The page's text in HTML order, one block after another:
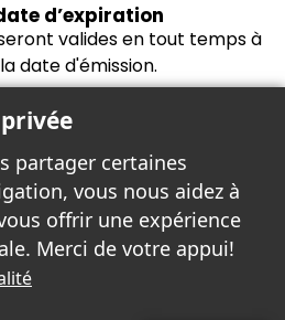
d’expiration
valides en tout temps à
date d'émission.
propulser la boutique
partager certaines
vous nous aidez à
offrir une expérience
Merci de votre appui!